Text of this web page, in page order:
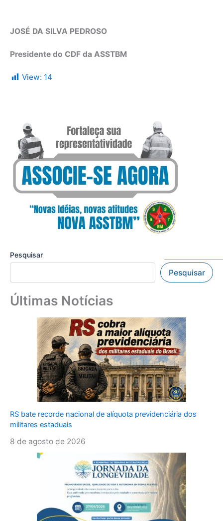
JOSÉ DA SILVA PEDROSO
Presidente do CDF da ASSTBM
View: 14
Pesquisar
Pesquisar
Últimas Notícias
RS bate recorde nacional de alíquota previdenciária dos
militares estaduais
8 de agosto de 2026